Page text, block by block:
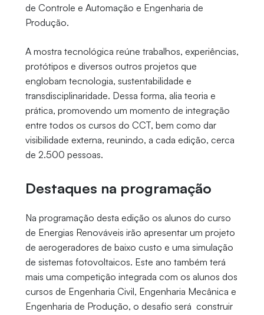
de Controle e Automação e Engenharia de
Produção.
A mostra tecnológica reúne trabalhos, experiências,
protótipos e diversos outros projetos que
englobam tecnologia, sustentabilidade e
transdisciplinaridade. Dessa forma, alia teoria e
prática, promovendo um momento de integração
entre todos os cursos do CCT, bem como dar
visibilidade externa, reunindo, a cada edição, cerca
de 2.500 pessoas.
Destaques na programação
Na programação desta edição os alunos do curso
de Energias Renováveis irão apresentar um projeto
de aerogeradores de baixo custo e uma simulação
de sistemas fotovoltaicos. Este ano também terá
mais uma competição integrada com os alunos dos
cursos de Engenharia Civil, Engenharia Mecânica e
Engenharia de Produção, o desafio será construir